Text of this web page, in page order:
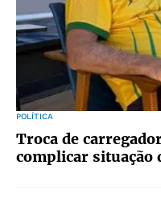
POLÍTICA
Troca de
complicar situação